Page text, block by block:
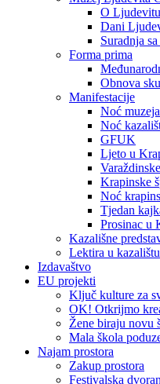
O
Dani
Suradnja
Forma prima
Obnova
Manifestacije
Noć muzeja
Noć
GFUK
Ljeto u
Krapinske
Noć
Tjedan
Prosinac u
Kazališne
Lektira u kazalištu
Izdavaštvo
EU projekti
Ključ kulture za
OK! Otkrijmo
Žene biraju novu
Mala škola
Najam prostora
Zakup prostora
Festivalska